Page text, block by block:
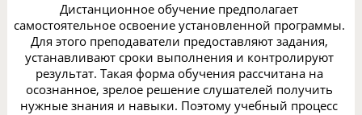
Дистанционное обучение предполагает
самостоятельное освоение установленной программы.
Для этого преподаватели предоставляют задания,
устанавливают сроки выполнения и контролируют
результат. Такая форма обучения рассчитана на
осознанное, зрелое решение слушателей получить
нужные знания и навыки. Поэтому учебный процесс